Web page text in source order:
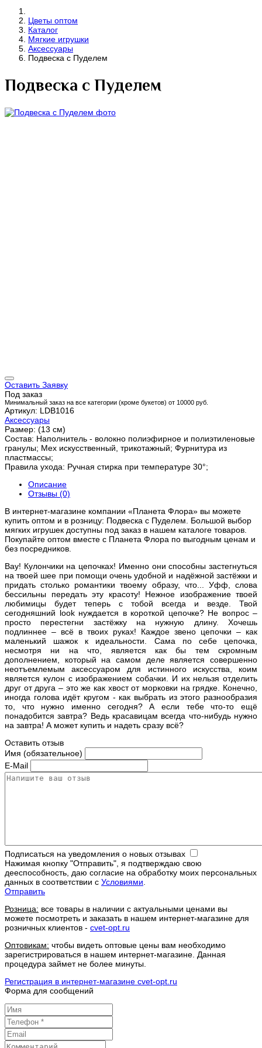
Цветы оптом
Каталог
Мягкие игрушки
Аксессуары
Подвеска с Пуделем
Подвеска с Пуделем
Оставить Заявку
Под заказ
Минимальный заказ на все категории (кроме букетов) от 10000 руб.
Артикул: LDB1016
Аксессуары
Размер: (13 см)
Состав: Наполнитель - волокно полиэфирное и полиэтиленовые
гранулы; Мех искусственный, трикотажный; Фурнитура из
пластмассы;
Правила ухода: Ручная стирка при температуре 30°;
Описание
Отзывы (0)
В интернет-магазине компании «Планета Флора» вы можете
купить оптом и в розницу: Подвеска с Пуделем. Большой выбор
мягких игрушек доступны под заказ в нашем каталоге товаров.
Покупайте оптом вместе с Планета Флора по выгодным ценам и
без посредников.
Вау! Кулончики на цепочках! Именно они способны застегнуться
на твоей шее при помощи очень удобной и надёжной застёжки и
придать столько романтики твоему образу, что... Уфф, слова
бессильны передать эту красоту! Нежное изображение твоей
любимицы будет теперь с тобой всегда и везде. Твой
сегодняшний look нуждается в короткой цепочке? Не вопрос –
просто перестегни застёжку на нужную длину. Хочешь
подлиннее – всё в твоих руках! Каждое звено цепочки – как
маленький шажок к идеальности. Сама по себе цепочка,
несмотря ни на что, является как бы тем скромным
дополнением, который на самом деле является совершенно
неотъемлемым аксессуаром для истинного искусства, коим
является кулон с изображением собачки. И их нельзя отделить
друг от друга – это же как хвост от морковки на грядке. Конечно,
иногда голова идёт кругом - как выбрать из этого разнообразия
то, что нужно именно сегодня? А если тебе что-то ещё
понадобится завтра? Ведь красавицам всегда что-нибудь нужно
на завтра! А может купить и надеть сразу всё?
Оставить отзыв
Имя (обязательное)
E-Mail
Подписаться на уведомления о новых отзывах
Нажимая кнопку "Отправить", я подтверждаю свою
дееспособность, даю согласие на обработку моих персональных
данных в соответствии с Условиями.
Отправить
Розница: все товары в наличии с актуальными ценами вы
можете посмотреть и заказать в нашем интернет-магазине для
розничных клиентов - cvet-opt.ru
Оптовикам: чтобы видеть оптовые цены вам необходимо
зарегистрироваться в нашем интернет-магазине. Данная
процедура займет не более минуты.
Регистрация в интернет-магазине cvet-opt.ru
Форма для сообщений